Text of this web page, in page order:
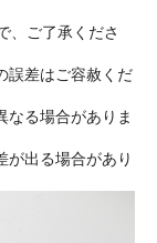
、ご了承くださ
誤差はご容赦くだ
る場合がありま
が出る場合があり